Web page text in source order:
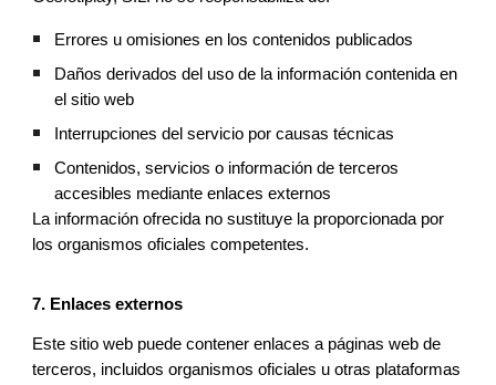
Errores u omisiones en los contenidos publicados
Daños derivados del uso de la información contenida en
el sitio web
Interrupciones del servicio por causas técnicas
Contenidos, servicios o información de terceros
accesibles mediante enlaces externos
La información ofrecida no sustituye la proporcionada por
los organismos oficiales competentes.
7. Enlaces externos
Este sitio web puede contener enlaces a páginas web de
terceros, incluidos organismos oficiales u otras plataformas